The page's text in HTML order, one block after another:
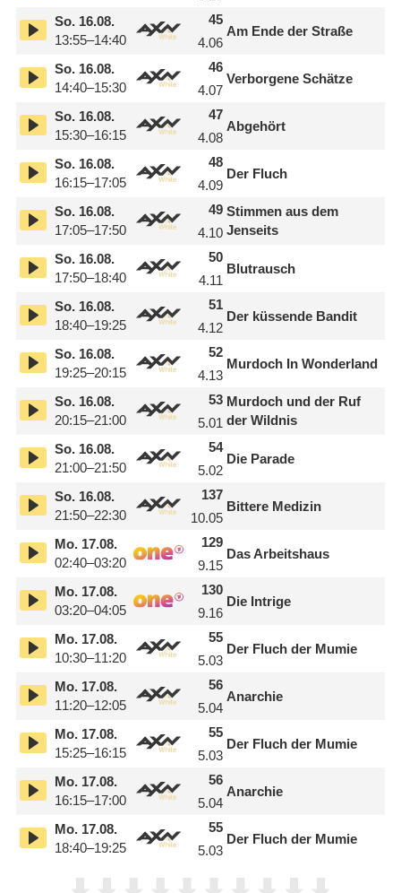
So.16.08.
13:55–14:40
45
4.06
Am Ende der Straße
So.16.08.
14:40–15:30
46
4.07
Verborgene Schätze
So.16.08.
15:30–16:15
47
4.08
Abgehört
So.16.08.
16:15–17:05
48
4.09
Der Fluch
So.16.08.
17:05–17:50
49
4.10
Stimmen aus dem
Jenseits
So.16.08.
17:50–18:40
50
4.11
Blutrausch
So.16.08.
18:40–19:25
51
4.12
Der küssende Bandit
So.16.08.
19:25–20:15
52
4.13
Murdoch In Wonderland
So.16.08.
20:15–21:00
53
5.01
Murdoch und der Ruf
der Wildnis
So.16.08.
21:00–21:50
54
5.02
Die Parade
So.16.08.
21:50–22:30
137
10.05
Bittere Medizin
Mo.17.08.
02:40–03:20
129
9.15
Das Arbeitshaus
Mo.17.08.
03:20–04:05
130
9.16
Die Intrige
Mo.17.08.
10:30–11:20
55
5.03
Der Fluch der Mumie
Mo.17.08.
11:20–12:05
56
5.04
Anarchie
Mo.17.08.
15:25–16:15
55
5.03
Der Fluch der Mumie
Mo.17.08.
16:15–17:00
56
5.04
Anarchie
Mo.17.08.
18:40–19:25
55
5.03
Der Fluch der Mumie